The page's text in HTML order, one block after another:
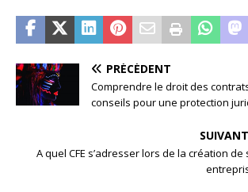
PRÉCÉDENT
Comprendre le droit des
conseils pour une protection
SUIVANT
A quel CFE s’adresser lors de la création de